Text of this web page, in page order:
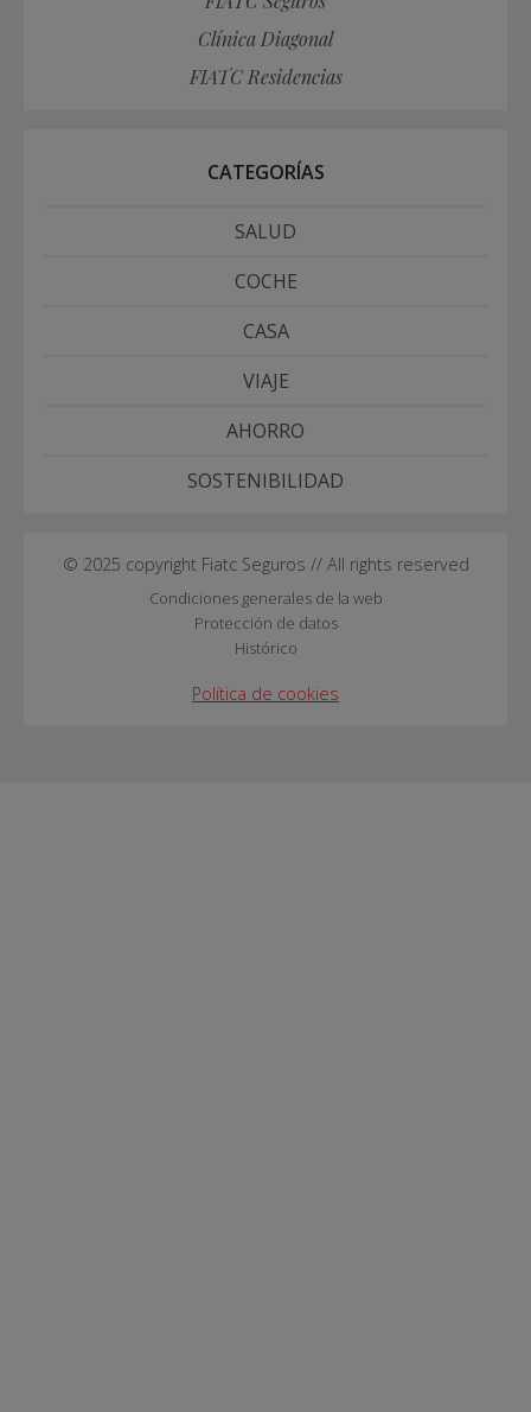
Clínica Diagonal
FIATC Residencias
CATEGORÍAS
SALUD
COCHE
CASA
VIAJE
AHORRO
SOSTENIBILIDAD
© 2025 copyright Fiatc Seguros // All rights reserved
Condiciones generales de la web
Protección de datos
Histórico
Política de cookies